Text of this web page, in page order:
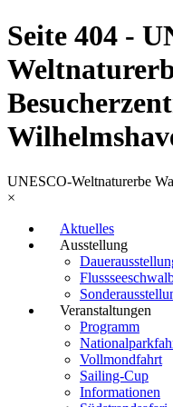
Seite 404 -
UNESCO-Weltnaturerbe
×
Aktuelles
Ausstellung
Veranstaltungen
Programm
Vollmondfahrt
Sailing-Cup
Informationen